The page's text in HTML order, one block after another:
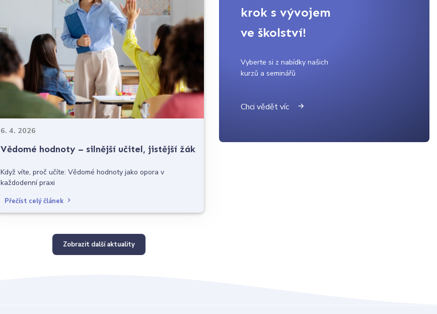
6. 4. 2026
Vědomé hodnoty – silnější učitel, jistější žák
Když víte, proč učíte: Vědomé hodnoty jako opora v
každodenní praxi
Přečíst celý článek
krok s vývojem
ve školství!
Vyberte si z nabídky našich
kurzů a seminářů
Chci vědět víc
Zobrazit další aktuality